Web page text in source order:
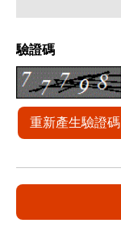
驗證碼
重新產生驗證碼